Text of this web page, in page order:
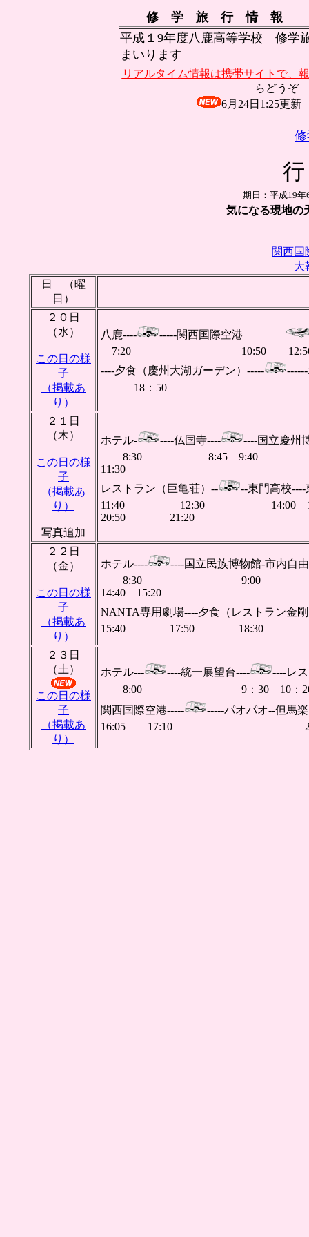
修 学 旅 行 情 報
平成１9年度八鹿高等学校 修学
まいります
リアルタイム情報は携帯サイトで、
らどうぞ
6月24日
期日：平成19年
気になる現地の
関西国
大
日 （曜
日）
２０日
（水）
この日の様
子
（掲載あ
り）
八鹿----
-----関西国際空港=======
7:20 10:50
----夕食（慶州大湖ガーデン）-----
18：50
２１日
（木）
この日の様
子
（掲載あ
り）
写真追加
ホテル- ----仏国寺----
----国立慶州
8:30 8:45
11:30
レストラン（巨亀荘）--
--東門高校----
11:40 12:30 14:00
20:50 21:20
２２日
（金）
この日の様
子
（掲載あ
り）
ホテル----
----国立民族博物館-市内自
8:30 9:00
14:40 15:20
NANTA専用劇場----夕食（レストラン金
15:40 17:50
２３日
（土）
この日の様
子
（掲載あ
り）
ホテル--- ----統一展望台----
----レ
8:00 9：30 10：
関西国際空港-----
-----パオパオ--但馬
16:05 17:10